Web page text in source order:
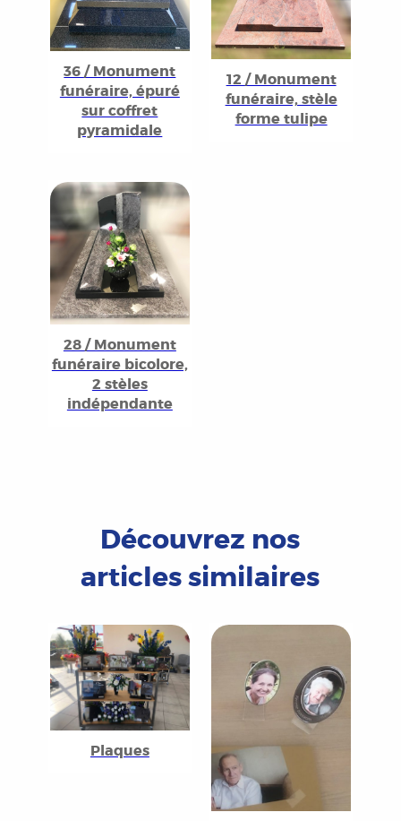
36 / Monument
funéraire, épuré
sur coffret
pyramidale
12 / Monument
funéraire, stèle
forme tulipe
28 / Monument
funéraire bicolore,
2 stèles
indépendante
Découvrez nos
articles similaires
Plaques